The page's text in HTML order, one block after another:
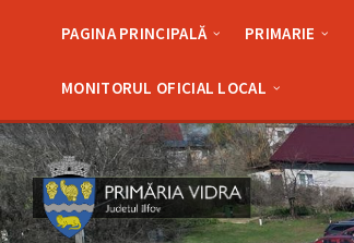
PAGINA PRINCIPALĂ PRIMARIE
MONITORUL OFICIAL LOCAL